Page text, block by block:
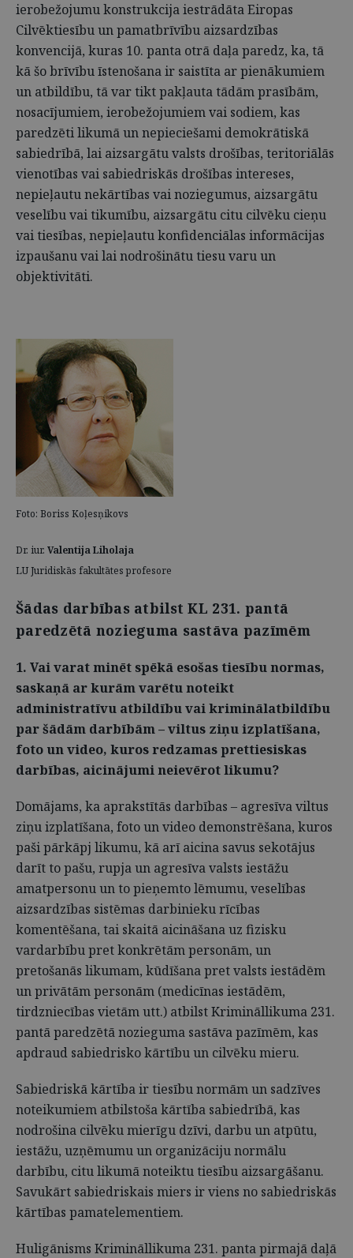
ierobežojumu konstrukcija iestrādāta Eiropas
Cilvēktiesību un pamatbrīvību aizsardzības
konvencijā, kuras 10. panta otrā daļa paredz, ka, tā
kā šo brīvību īstenošana ir saistīta ar pienākumiem
un atbildību, tā var tikt pakļauta tādām prasībām,
nosacījumiem, ierobežojumiem vai sodiem, kas
paredzēti likumā un nepieciešami demokrātiskā
sabiedrībā, lai aizsargātu valsts drošības, teritoriālās
vienotības vai sabiedriskās drošības intereses,
nepieļautu nekārtības vai noziegumus, aizsargātu
veselību vai tikumību, aizsargātu citu cilvēku cieņu
vai tiesības, nepieļautu konfidenciālas informācijas
izpaušanu vai lai nodrošinātu tiesu varu un
objektivitāti.
Foto: Boriss Koļesņikovs
Dr. iur. Valentija Liholaja
LU Juridiskās fakultātes profesore
Šādas darbības atbilst KL 231. pantā
paredzētā nozieguma sastāva pazīmēm
1. Vai varat minēt spēkā esošas tiesību normas,
saskaņā ar kurām varētu noteikt
administratīvu atbildību vai kriminālatbildību
par šādām darbībām – viltus ziņu izplatīšana,
foto un video, kuros redzamas prettiesiskas
darbības, aicinājumi neievērot likumu?
Domājams, ka aprakstītās darbības – agresīva viltus
ziņu izplatīšana, foto un video demonstrēšana, kuros
paši pārkāpj likumu, kā arī aicina savus sekotājus
darīt to pašu, rupja un agresīva valsts iestāžu
amatpersonu un to pieņemto lēmumu, veselības
aizsardzības sistēmas darbinieku rīcības
komentēšana, tai skaitā aicināšana uz fizisku
vardarbību pret konkrētām personām, un
pretošanās likumam, kūdīšana pret valsts iestādēm
un privātām personām (medicīnas iestādēm,
tirdzniecības vietām utt.) atbilst Krimināllikuma 231.
pantā paredzētā nozieguma sastāva pazīmēm, kas
apdraud sabiedrisko kārtību un cilvēku mieru.
Sabiedriskā kārtība ir tiesību normām un sadzīves
noteikumiem atbilstoša kārtība sabiedrībā, kas
nodrošina cilvēku mierīgu dzīvi, darbu un atpūtu,
iestāžu, uzņēmumu un organizāciju normālu
darbību, citu likumā noteiktu tiesību aizsargāšanu.
Savukārt sabiedriskais miers ir viens no sabiedriskās
kārtības pamatelementiem.
Huligānisms Krimināllikuma 231. panta pirmajā daļā